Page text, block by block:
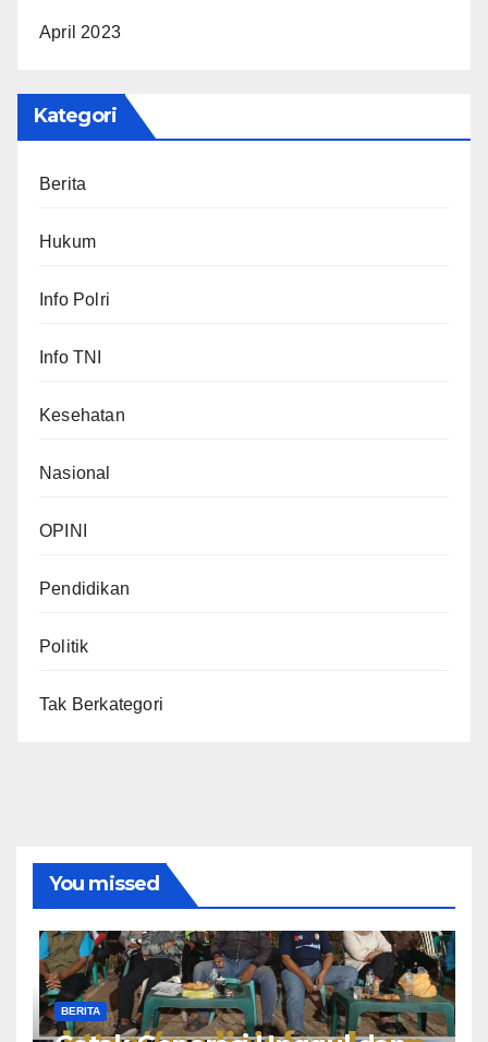
April 2023
Kategori
Berita
Hukum
Info Polri
Info TNI
Kesehatan
Nasional
OPINI
Pendidikan
Politik
Tak Berkategori
You missed
BERITA